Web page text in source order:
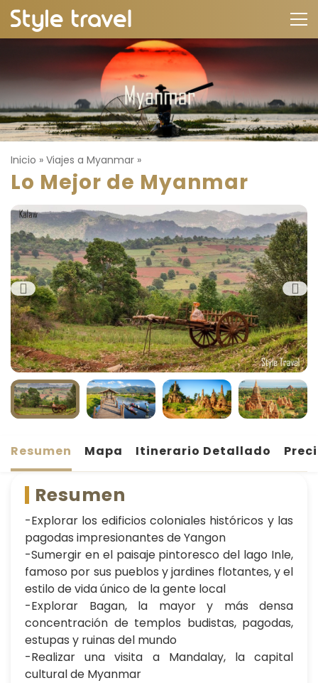
Inicio » Viajes a Myanmar »
Lo Mejor de Myanmar
Resumen Mapa Itinerario Detallado
Resumen
-Explorar los edificios coloniales históricos y las
pagodas impresionantes de Yangon
-Sumergir en el paisaje pintoresco del lago Inle,
famoso por sus pueblos y jardines flotantes, y el
estilo de vida único de la gente local
-Explorar Bagan, la mayor y más densa
concentración de templos budistas, pagodas,
estupas y ruinas del mundo
-Realizar una visita a Mandalay, la capital
cultural de Myanmar